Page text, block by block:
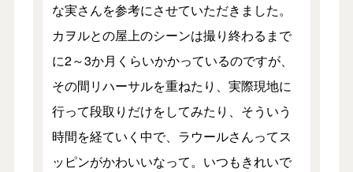
な実さんを参考にさせていただきました。
カヲルとの屋上のシーンは撮り終わるまで
に2～3か月くらいかかっているのですが、
その間リハーサルを重ねたり、実際現地に
行って段取りだけをしてみたり、そういう
時間を経ていく中で、ラウールさんってス
ッピンがかわいいなって。いつもきれいで